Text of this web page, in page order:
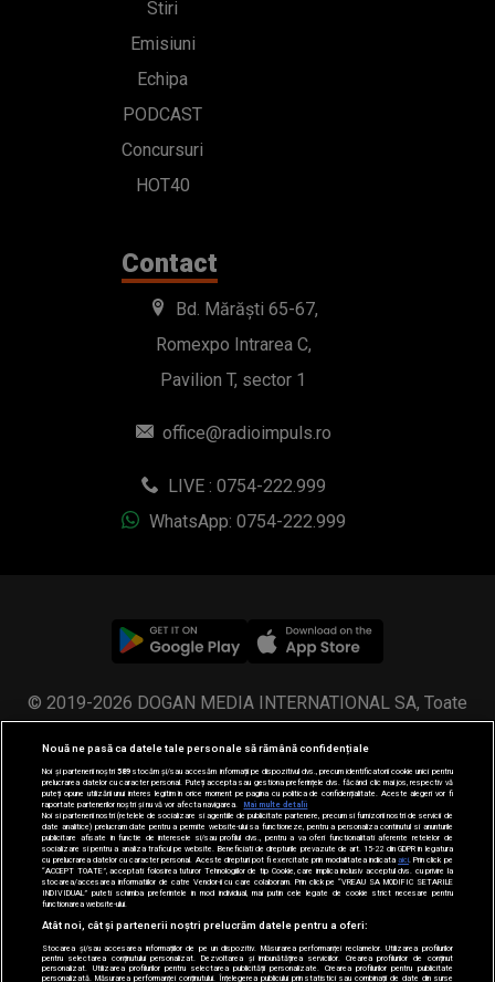
Stiri
Emisiuni
Echipa
PODCAST
Concursuri
HOT40
Contact
Bd. Mărăști 65-67,
Romexpo Intrarea C,
Pavilion T, sector 1
office@radioimpuls.ro
LIVE : 0754-222.999
WhatsApp: 0754-222.999
© 2019-2026 DOGAN MEDIA INTERNATIONAL SA, Toate
drepturile rezervate.
Nouă ne pasă ca datele tale personale să rămână confidențiale
Noi și partenerii noștri589stocăm și/sau accesăm informații pe dispozitivul dvs., precum identificatorii cookie unici pentru
prelucrarea datelor cu caracter personal. Puteți accepta sau gestiona preferințele dvs. făcând clic mai jos, respectiv vă
puteți opune utilizării unui interes legitim în orice moment pe pagina cu politica de confidențialitate. Aceste alegeri vor fi
raportate partenerilor noștri și nu vă vor afecta navigarea.
Mai multe detalii
Noi si partenerii nostri (retelele de socializare si agentiile de publicitate partenere, precum si furnizorii nostri de servicii de
date analitice) prelucram date pentru a permite website-ului sa functioneze, pentru a personaliza continutul si anunturile
publicitare afisate in functie de interesele si/sau profilul dvs., pentru a va oferi functionalitati aferente retelelor de
socializare si pentru a analiza traficul pe website. Beneficiati de drepturile prevazute de art. 15-22 din GDPR in legatura
cu prelucrarea datelor cu caracter personal. Aceste drepturi pot fi exercitate prin modalitatea indicataaici . Prin click pe
“ACCEPT TOATE”, acceptati folosirea tuturor Tehnologiilor de tip Cookie, care implica inclusiv acceptul dvs. cu privire la
stocarea/accesarea informatiilor de catre Vendor-ii cu care colaboram. Prin click pe “VREAU SA MODIFIC SETARILE
INDIVIDUAL” puteti schimba preferintele in mod individual, mai putin cele legate de cookie strict necesare pentru
functionarea website-ului.
Atât noi, cât și partenerii noștri prelucrăm datele pentru a oferi:
Stocarea și/sau accesarea informațiilor de pe un dispozitiv. Măsurarea performanței reclamelor. Utilizarea profilurilor
pentru selectarea conținutului personalizat. Dezvoltarea și îmbunătățirea serviciilor. Crearea profilurilor de conținut
personalizat. Utilizarea profilurilor pentru selectarea publicității personalizate. Crearea profilurilor pentru publicitate
personalizată. Măsurarea performanței conținutului. Înțelegerea publicului prin statistici sau combinații de date din surse